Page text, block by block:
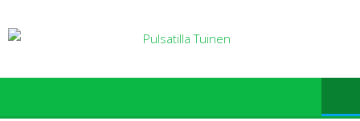
naar
inhoud